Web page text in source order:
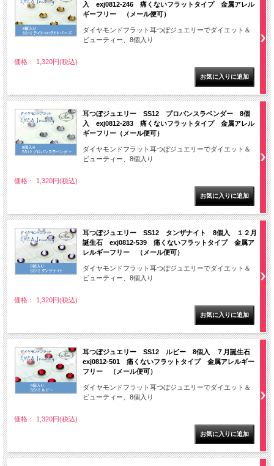
入 exj0812-246 痛くないフラットタイプ 金属アレル
ギーフリー （メール便可）
ダイヤモンドフラット耳つぼジュエリーでダイエット＆
ビューティー、8個入り
価格： 1,320円(税込)
耳つぼジュエリー SS12 プロバンスラベンダー 8個
入 exj0812-283 痛くないフラットタイプ 金属アレル
ギーフリー（メール便可）
ダイヤモンドフラット耳つぼジュエリーでダイエット＆
ビューティー、8個入り
価格： 1,320円(税込)
耳つぼジュエリー SS12 タンザナイト 8個入 １２月
誕生石 exj0812-539 痛くないフラットタイプ 金属ア
レルギーフリー （メール便可）
ダイヤモンドフラット耳つぼジュエリーでダイエット＆
ビューティー、8個入り
価格： 1,320円(税込)
耳つぼジュエリー SS12 ルビー 8個入 ７月誕生石
exj0812-501 痛くないフラットタイプ 金属アレルギー
フリー （メール便可）
ダイヤモンドフラット耳つぼジュエリーでダイエット＆
ビューティー、8個入り
価格： 1,320円(税込)